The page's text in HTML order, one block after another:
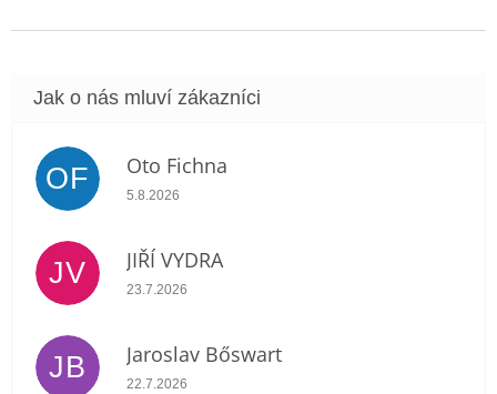
OF Oto Fichna
Hodnocení obchodu je 5 z 5 hvězdiček.
5.8.2026
JV JIŘÍ VYDRA
Hodnocení obchodu je 5 z 5 hvězdiček.
23.7.2026
JB Jaroslav Bőswart
Hodnocení obchodu je 5 z 5 hvězdiček.
22.7.2026